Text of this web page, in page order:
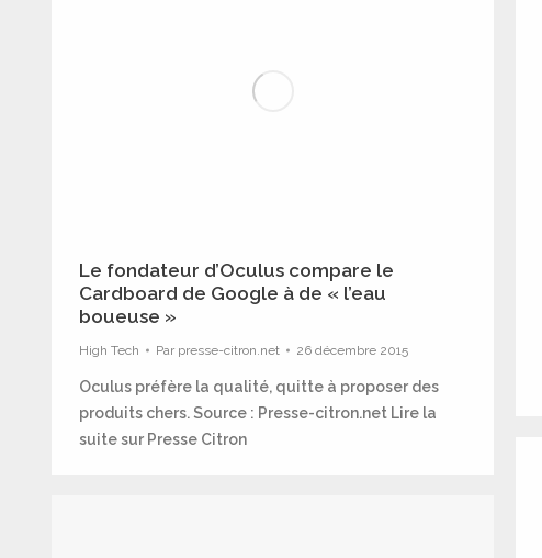
Le fondateur d’Oculus compare le
Cardboard de Google à de « l’eau
boueuse »
High Tech Par presse-citron.net 26 décembre 2015
Oculus préfère la qualité, quitte à proposer des
produits chers. Source : Presse-citron.net Lire la
suite sur Presse Citron